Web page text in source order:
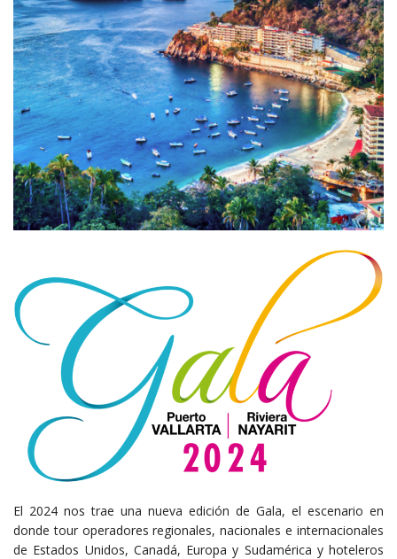
El 2024 nos trae una nueva edición de Gala, el escenario en
donde tour operadores regionales, nacionales e internacionales
de Estados Unidos, Canadá, Europa y Sudamérica y hoteleros